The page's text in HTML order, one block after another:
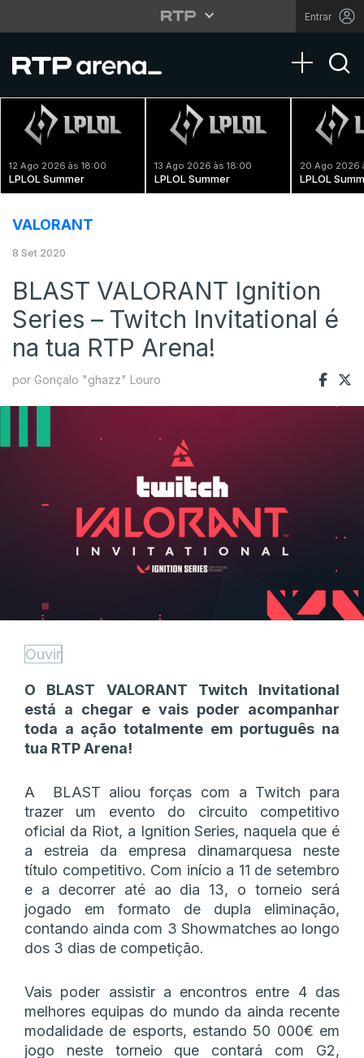
Entrar
Toggle
12 Ago 2026 às 18:00
LPLOL Summer
13 Ago 2026 às 18:00
LPLOL Summer
20 Ago 2026
LPLOL
VALORANT
8 Set 2020
BLAST VALORANT Ignition
Series – Twitch Invitational é
na tua RTP Arena!
por Gonçalo "ghazz" Louro
Ouvir
O BLAST VALORANT Twitch Invitational
está a chegar e vais poder acompanhar
toda a ação totalmente em português na
tua RTP Arena!
A BLAST aliou forças com a Twitch para
trazer um evento do circuito competitivo
oficial da Riot, a Ignition Series, naquela que é
a estreia da empresa dinamarquesa neste
título competitivo. Com início a 11 de setembro
e a decorrer até ao dia 13, o torneio será
jogado em formato de dupla eliminação,
contando ainda com 3 Showmatches ao longo
dos 3 dias de competição.
Vais poder assistir a encontros entre 4 das
melhores equipas do mundo da ainda recente
modalidade de esports, estando 50 000€ em
jogo neste torneio que contará com G2,